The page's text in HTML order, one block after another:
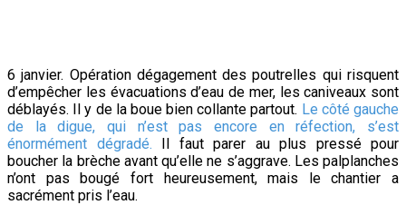
6 janvier. Opération dégagement des poutrelles qui risquent
d’empêcher les évacuations d’eau de mer, les caniveaux sont
déblayés. Il y de la boue bien collante partout. Le côté gauche
de la digue, qui n’est pas encore en réfection, s’est
énormément dégradé. Il faut parer au plus pressé pour
boucher la brèche avant qu’elle ne s’aggrave. Les palplanches
n’ont pas bougé fort heureusement, mais le chantier a
sacrément pris l’eau.